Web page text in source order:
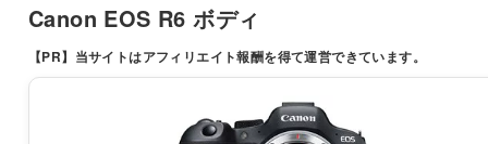
Canon EOS R6 ボディ
【PR】 当サイトはアフィリエイト報酬を得て運営できています。